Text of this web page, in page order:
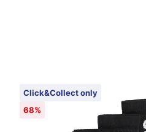
Click&Collect only
68%